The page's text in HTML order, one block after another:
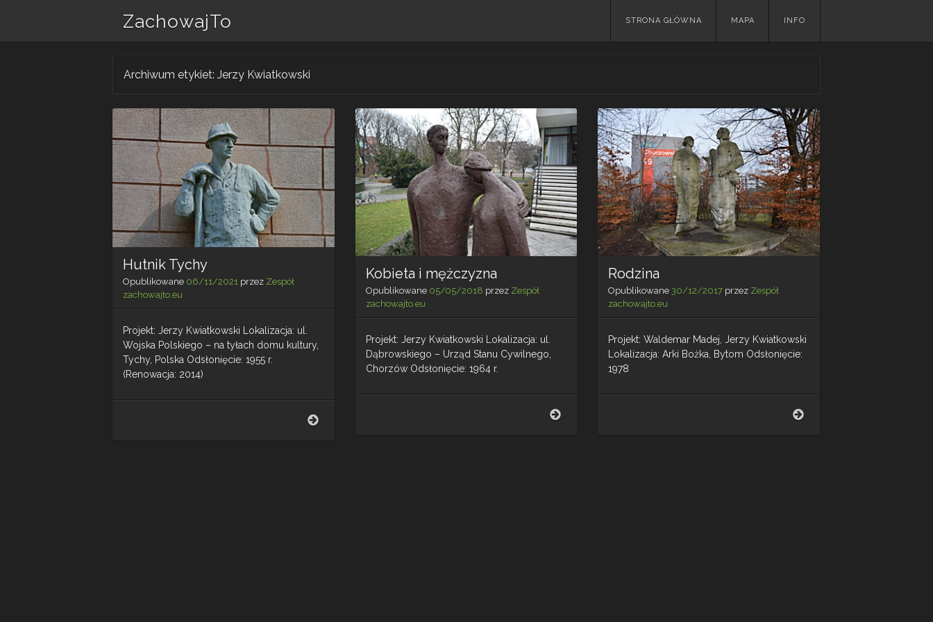
ZachowajTo
Skip
STRONA GŁÓWNA MAPA INFO
Archiwum etykiet: Jerzy Kwiatkowski
Hutnik Tychy
Opublikowane 06/11/2021 przez Zespół
zachowajto.eu
Projekt: Jerzy Kwiatkowski Lokalizacja: ul.
Wojska Polskiego – na tyłach domu kultury,
Tychy, Polska Odsłonięcie: 1955 r.
(Renowacja: 2014)
Kobieta i mężczyzna
Opublikowane 05/05/2018 przez Zespół
zachowajto.eu
Projekt: Jerzy Kwiatkowski Lokalizacja: ul.
Dąbrowskiego – Urząd Stanu Cywilnego,
Chorzów Odsłonięcie: 1964 r.
Rodzina
Opublikowane30/12/2017 przez Zespół
zachowajto.eu
Projekt: Waldemar Madej, Jerzy Kwiatkowski
Lokalizacja: Arki Bożka, Bytom Odsłonięcie:
1978